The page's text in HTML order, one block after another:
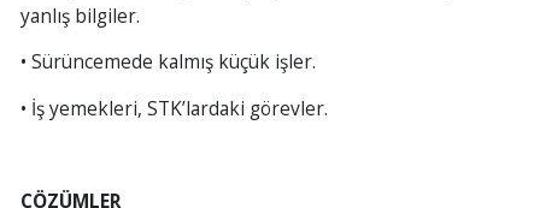
yanlış bilgiler.
• Sürüncemede kalmış küçük işler.
• İş yemekleri, STK’lardaki görevler.​
ÇÖZÜMLER